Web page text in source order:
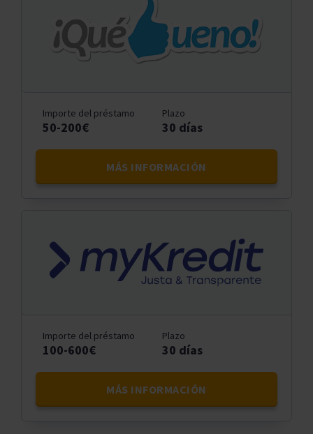
Importe del préstamo
50-200€
Plazo
30 días
MÁS INFORMACIÓN
Importe del préstamo
100-600€
Plazo
30 días
MÁS INFORMACIÓN